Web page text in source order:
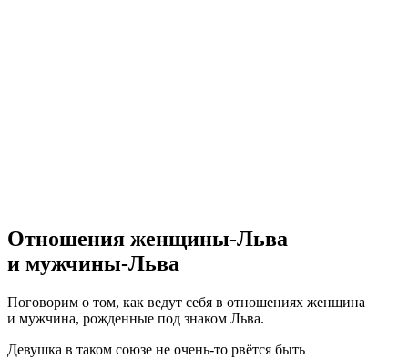
Отношения женщины-Льва
и мужчины-Льва
Поговорим о том, как ведут себя в отношениях женщина
и мужчина, рожденные под знаком Льва.
Девушка в таком союзе не очень-то рвётся быть